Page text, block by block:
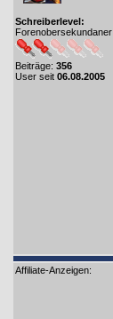
Schreiberlevel:
Forenobersekundaner
Beiträge: 356
User seit 06.08.2005
Affiliate-Anzeigen: